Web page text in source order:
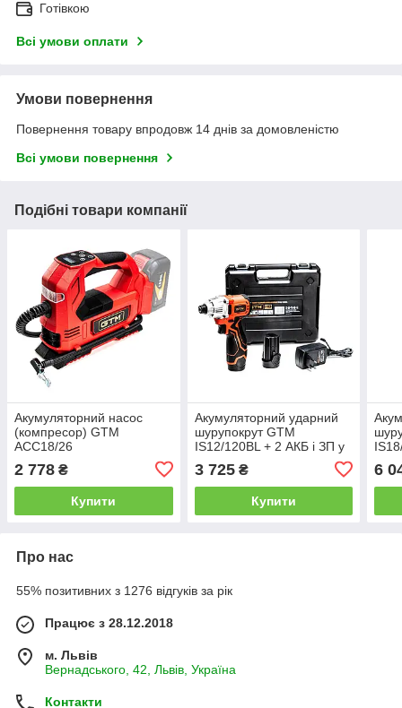
Готівкою
Всі умови оплати
Умови повернення
Повернення товару впродовж 14 днів за домовленістю
Всі умови повернення
Подібні товари компанії
Акумуляторний насос
(компресор) GTM
ACC18/26
2 778 ₴
Купити
Акумуляторний ударний
шурупокрут GTM
IS12/120BL + 2 АКБ і ЗП у
3 725₴
Купити
6
Про нас
55% позитивних з 1276 відгуків за рік
Працює з 28.12.2018
м. Львів
Вернадського, 42, Львів, Україна
Контакти